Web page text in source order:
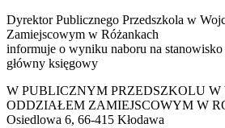
Dyrektor Publicznego Przedszkola w
Zamiejscowym w Różankach
informuje o wyniku naboru na
główny księgowy
W PUBLICZNYM PRZEDSZKOLU W
ODDZIAŁEM ZAMIEJSCOWYM W
Osiedlowa 6, 66-415 Kłodawa